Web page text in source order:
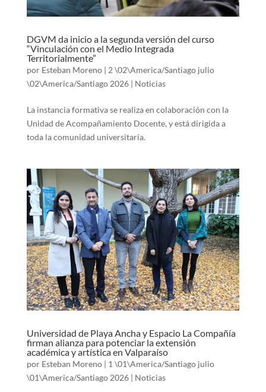
DGVM da inicio a la segunda versión del curso
“Vinculación con el Medio Integrada
Territorialmente”
por Esteban Moreno| 2 \02\America/Santiago julio
\02\America/Santiago 2026| Noticias
La instancia formativa se realiza en colaboración con la
Unidad de Acompañamiento Docente, y está dirigida a
toda la comunidad universitaria.
Universidad de Playa Ancha y Espacio La Compañía
firman alianza para potenciar la extensión
académica y artística en Valparaíso
por Esteban Moreno| 1 \01\America/Santiago julio
\01\America/Santiago 2026| Noticias